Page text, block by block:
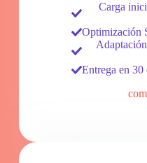
Carga
Optimización
Entrega en 30